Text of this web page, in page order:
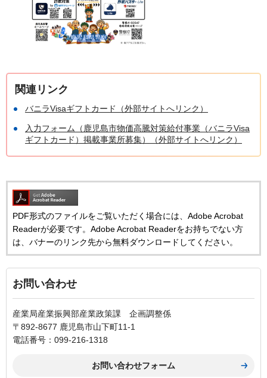
関連リンク
バニラVisaギフトカード（外部サイトへリンク）
入力フォーム（鹿児島市物価高騰対策給付事業（バニラVisa
ギフトカード）掲載事業所募集）（外部サイトへリンク）
PDF形式のファイルをご覧いただく場合には、Adobe Acrobat
Readerが必要です。Adobe Acrobat Readerをお持ちでない方
は、バナーのリンク先から無料ダウンロードしてください。
お問い合わせ
産業局産業振興部産業政策課 企画調整係
〒892-8677 鹿児島市山下町11-1
電話番号：099-216-1318